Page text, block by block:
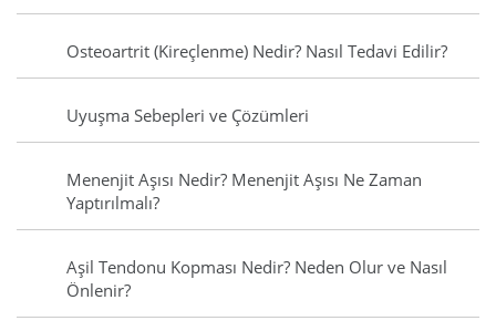
Osteoartrit (Kireçlenme) Nedir? Nasıl Tedavi Edilir?
Uyuşma Sebepleri ve Çözümleri
Menenjit Aşısı Nedir? Menenjit Aşısı Ne Zaman
Yaptırılmalı?
Aşil Tendonu Kopması Nedir? Neden Olur ve Nasıl
Önlenir?